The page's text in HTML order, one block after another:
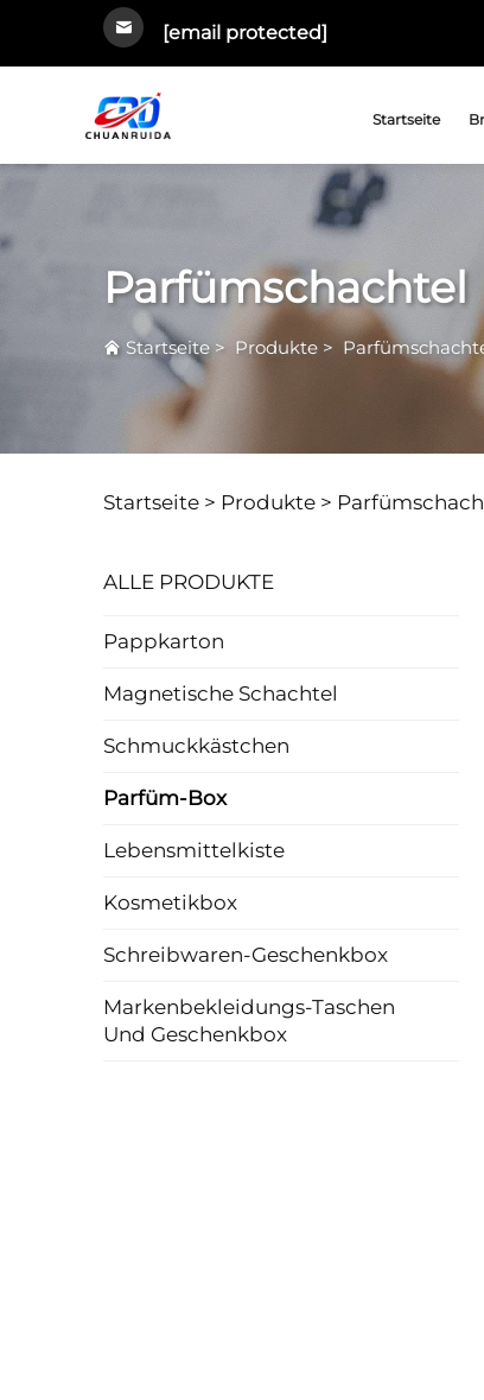
[email protected]
Startseite
Parfümschachtel
Startseite> Produkte >
Startseite > Produkte >
ALLE PRODUKTE
Pappkarton
Magnetische Schachtel
Schmuckkästchen
Parfüm-Box
Lebensmittelkiste
Kosmetikbox
Schreibwaren-Geschenkbox
Markenbekleidungs-Taschen
Und Geschenkbox